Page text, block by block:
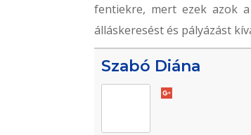
fentiekre, mert ezek azok
álláskeresést és pályázást
Szabó Diána